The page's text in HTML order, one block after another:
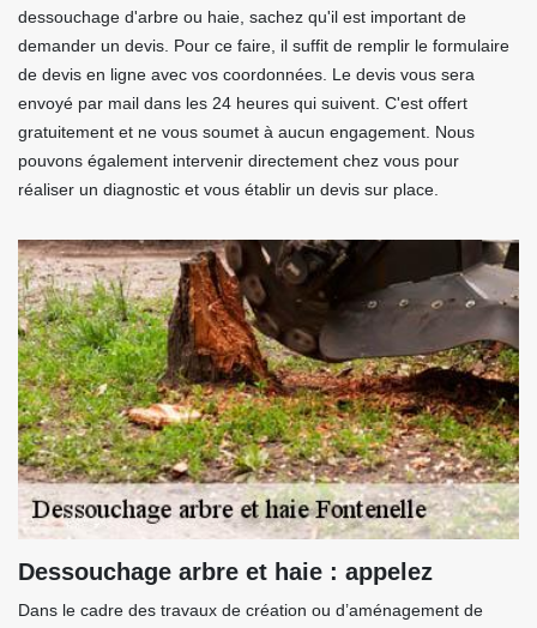
dessouchage d'arbre ou haie, sachez qu'il est important de
demander un devis. Pour ce faire, il suffit de remplir le formulaire
de devis en ligne avec vos coordonnées. Le devis vous sera
envoyé par mail dans les 24 heures qui suivent. C'est offert
gratuitement et ne vous soumet à aucun engagement. Nous
pouvons également intervenir directement chez vous pour
réaliser un diagnostic et vous établir un devis sur place.
Dessouchage arbre et haie : appelez
Dans le cadre des travaux de création ou d’aménagement de